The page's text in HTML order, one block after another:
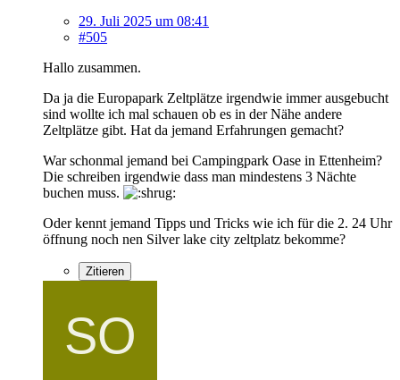
29. Juli 2025 um 08:41
#505
Hallo zusammen.
Da ja die Europapark Zeltplätze irgendwie immer ausgebucht
sind wollte ich mal schauen ob es in der Nähe andere
Zeltplätze gibt. Hat da jemand Erfahrungen gemacht?
War schonmal jemand bei Campingpark Oase in Ettenheim?
Die schreiben irgendwie dass man mindestens 3 Nächte
buchen muss.
Oder kennt jemand Tipps und Tricks wie ich für die 2. 24 Uhr
öffnung noch nen Silver lake city zeltplatz bekomme?
Zitieren